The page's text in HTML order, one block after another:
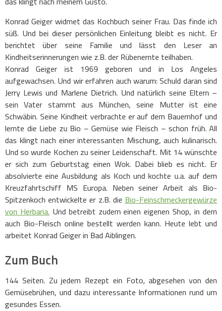
Konrad Geiger widmet das Kochbuch seiner Frau. Das finde ich
süß. Und bei dieser persönlichen Einleitung bleibt es nicht. Er
berichtet über seine Familie und lässt den Leser an
Kindheitserinnerungen wie z.B. der Rübenernte teilhaben.
Konrad Geiger ist 1969 geboren und in Los Angeles
aufgewachsen. Und wir erfahren auch warum: Schuld daran sind
Jerry Lewis und Marlene Dietrich. Und natürlich seine Eltern –
sein Vater stammt aus München, seine Mutter ist eine
Schwäbin. Seine Kindheit verbrachte er auf dem Bauernhof und
lernte die Liebe zu Bio – Gemüse wie Fleisch – schon früh. All
das klingt nach einer interessanten Mischung, auch kulinarisch.
Und so wurde Kochen zu seiner Leidenschaft. Mit 14 wünschte
er sich zum Geburtstag einen Wok. Dabei blieb es nicht. Er
absolvierte eine Ausbildung als Koch und kochte u.a. auf dem
Kreuzfahrtschiff MS Europa. Neben seiner Arbeit als Bio-
Spitzenkoch entwickelte er z.B. die Bio-Feinschmeckergewürze
von Herbaria. Und betreibt zudem einen eigenen Shop, in dem
auch Bio-Fleisch online bestellt werden kann. Heute lebt und
arbeitet Konrad Geiger in Bad Aiblingen.
Zum Buch
144 Seiten. Zu jedem Rezept ein Foto, abgesehen von den
Gemüsebrühen, und dazu interessante Informationen rund um
gesundes Essen.